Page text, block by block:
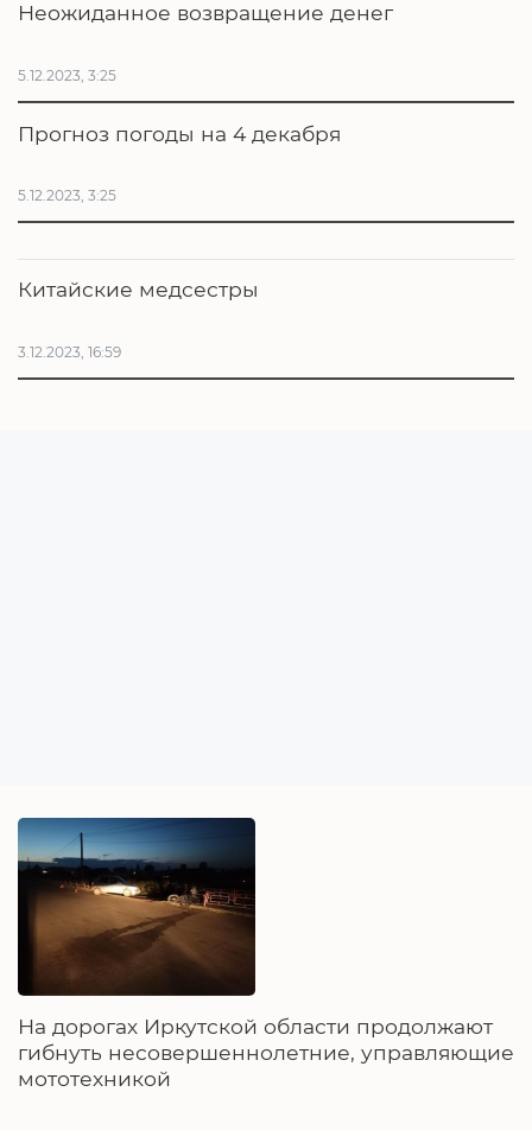
Неожиданное возвращение денег
5.12.2023, 3:25
Прогноз погоды на 4 декабря
5.12.2023, 3:25
Китайские медсестры
3.12.2023, 16:59
На дорогах Иркутской области продолжают
гибнуть несовершеннолетние, управляющие
мототехникой